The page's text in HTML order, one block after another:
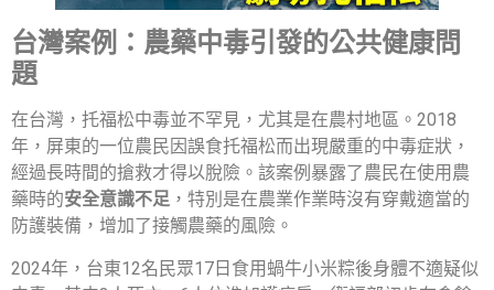
台灣案例：農藥中毒引發的公共健康問
題
在台灣，托福松中毒並不罕見，尤其是在農村地區。2018
年，屏東的一位農民因誤食托福松而出現嚴重的中毒症狀，
經過長時間的搶救才得以脫險。該案例暴露了農民在使用農
藥時的安全意識不足 ，特別是在農業作業時沒有穿戴適當的
防護裝備，增加了接觸農藥的風險。
2024年，台東12名民眾17日食用蝸牛小米粽後身體不適疑似